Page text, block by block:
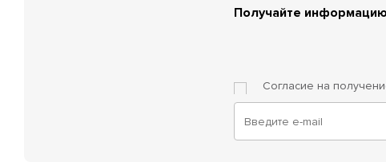
Получайте
Согласие на